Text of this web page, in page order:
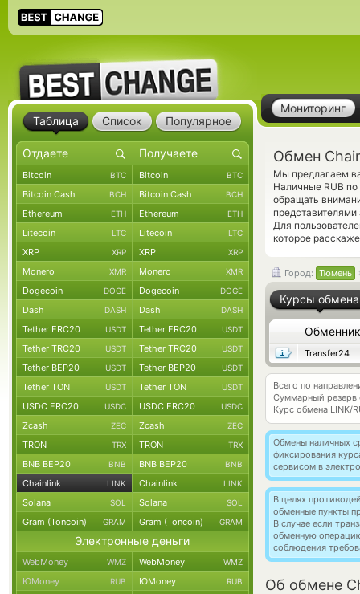
Мониторинг
Обмен
Мы предлагаем
Наличные RUB
обращать
Для
которое
Город: Тюмень
Курсы обмена
Обменник
Transfer24
Всего по
Суммарный резерв
Курс обмена LINK/
Обмены наличных
фиксирования
сервисом в
В целях
обменные пункты
В случае если
обменную
соблюдения
Об обмене
Таблица Список Популярное
Bitcoin BTC Bitcoin BTC
Bitcoin Cash BCH Bitcoin Cash BCH
Ethereum ETH Ethereum ETH
Litecoin LTC Litecoin LTC
XRP XRP XRP XRP
Monero XMR Monero XMR
Dogecoin DOGE Dogecoin DOGE
Dash DASH Dash DASH
Tether ERC20 USDT Tether ERC20 USDT
Tether TRC20 USDT Tether TRC20 USDT
Tether BEP20 USDT Tether BEP20 USDT
Tether TON USDT Tether TON USDT
USDC ERC20 USDC USDC ERC20 USDC
Zcash ZEC Zcash ZEC
TRON TRX TRON TRX
BNB BEP20 BNB BNB BEP20 BNB
Chainlink LINK Chainlink LINK
Solana SOL Solana SOL
Gram (Toncoin) GRAM Gram (Toncoin) GRAM
Электронные деньги
WebMoney WMZ WebMoney WMZ
ЮMoney RUB ЮMoney RUB